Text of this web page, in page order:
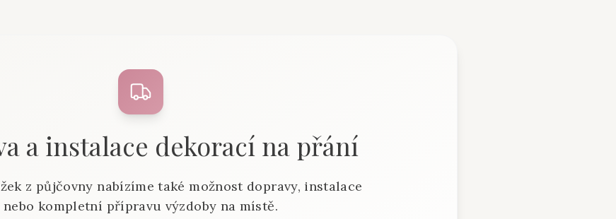
a instalace dekorací na přání
z půjčovny nabízíme také možnost dopravy, instalace
nebo kompletní přípravu výzdoby na místě.